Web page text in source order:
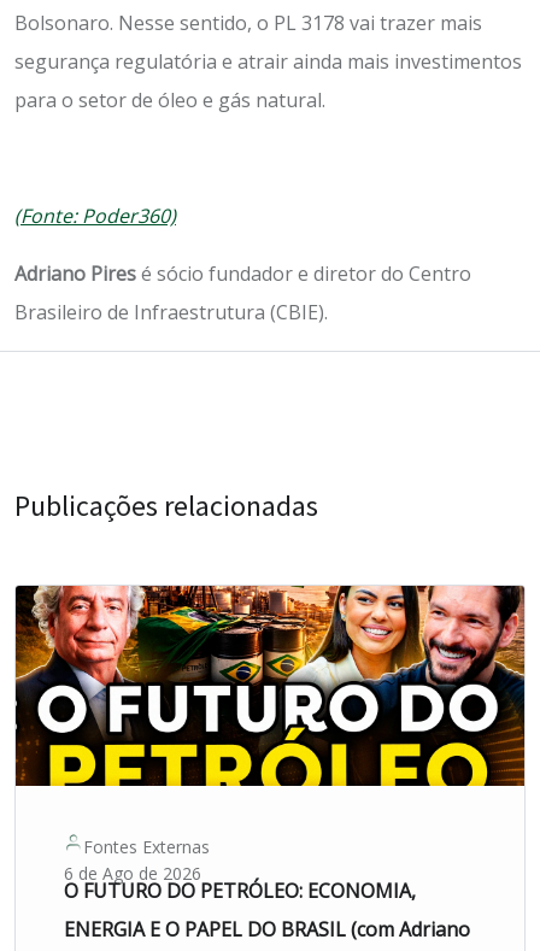
Bolsonaro. Nesse sentido, o PL 3178 vai trazer mais
segurança regulatória e atrair ainda mais investimentos
para o setor de óleo e gás natural.
(Fonte: Poder360)
Adriano Piresé sócio fundador e diretor do Centro
Brasileiro de Infraestrutura (CBIE).
Publicações relacionadas
Fontes Externas
6 de Ago de 2026
O FUTURO DO PETRÓLEO: ECONOMIA,
ENERGIA E O PAPEL DO BRASIL (com Adriano